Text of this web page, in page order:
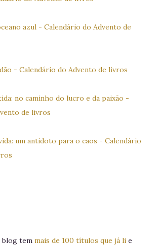
azul - Calendário do Advento de
- Calendário do Advento de livros
no caminho do lucro e da paixão -
de livros
um antídoto para o caos - Calendário
blog tem mais de 100 títulos que já li e